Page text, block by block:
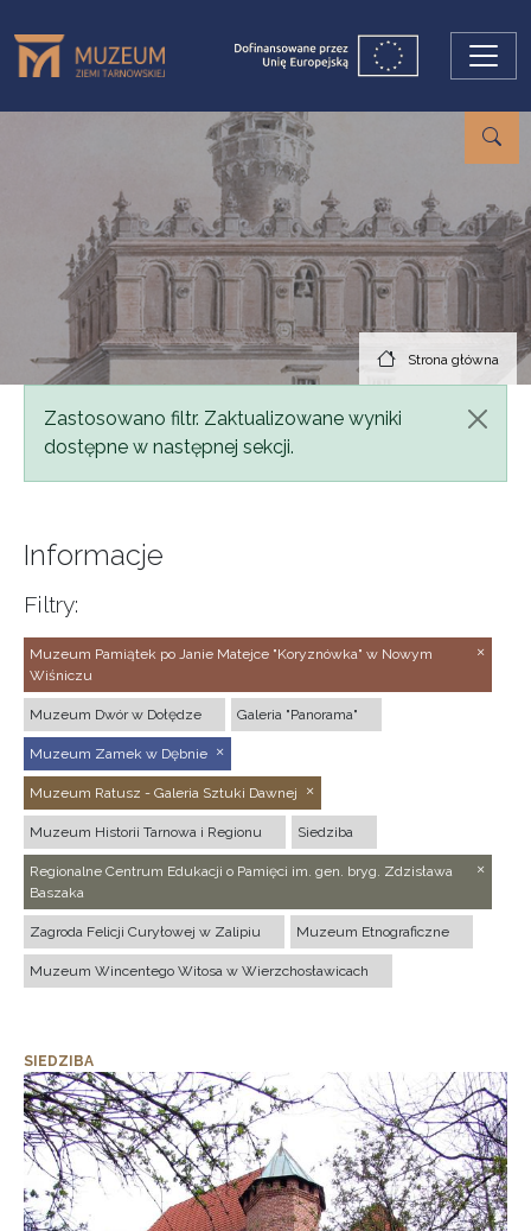
Strona główna
Komunikat
Zastosowano filtr. Zaktualizowane wyniki
dostępne w następnej sekcji.
Informacje
Filtry:
Muzeum Pamiątek po Janie Matejce "Koryznówka" w Nowym
Wiśniczu
Muzeum Dwór w Dołędze Galeria "Panorama"
Muzeum Zamek w Dębnie
Muzeum Ratusz - Galeria Sztuki Dawnej
Muzeum Historii Tarnowa i Regionu Siedziba
Regionalne Centrum Edukacji o Pamięci im. gen. bryg. Zdzisława
Baszaka
Zagroda Felicji Curyłowej w Zalipiu Muzeum Etnograficzne
Muzeum Wincentego Witosa w Wierzchosławicach
SIEDZIBA